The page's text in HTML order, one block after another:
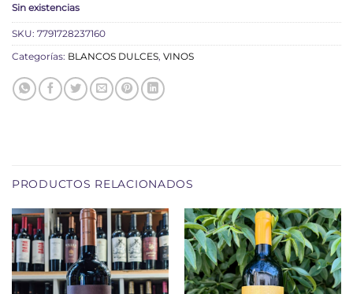
Sin existencias
SKU: 7791728237160
Categorías: BLANCOS DULCES, VINOS
PRODUCTOS RELACIONADOS